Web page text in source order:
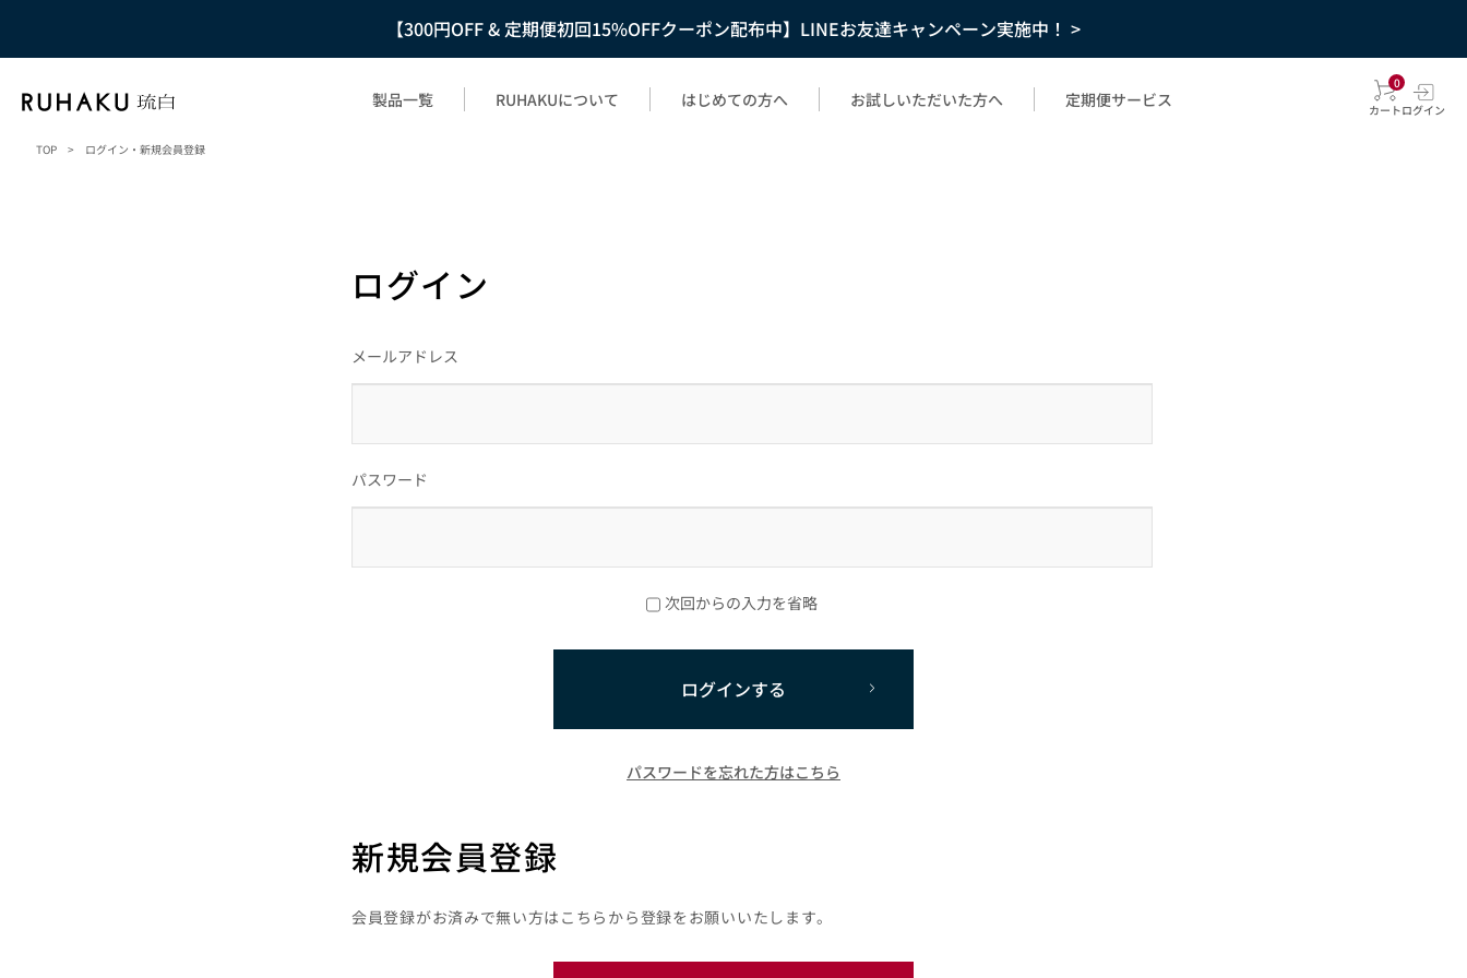
【300円OFF & 定期便初回15%OFFクーポン配布中】LINEお友達キャンペーン実施中！ >
製品一覧 RUHAKUについて はじめての方へ お試しいただいた方へ 定期便サービス
0
カートログイン
TOP > ログイン・新規会員登録
ログイン
メールアドレス
パスワード
次回からの入力を省略
ログインする
パスワードを忘れた方はこちら
新規会員登録
会員登録がお済みで無い方はこちらから登録をお願いいたします。